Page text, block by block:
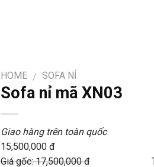
HOME / SOFA NỈ
Sofa nỉ mã XN03
Giao hàng trên toàn quốc
15,500,000 đ
Giá gốc: 17,500,000 đ